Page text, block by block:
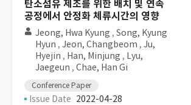
탄소섬유 제조를 위한 배치 및 연속
공정에서 안정화 체류시간의 영향
Jeong, Hwa Kyung , Song, Kyung
Hyun , Jeon, Changbeom , Ju,
Hyejin , Han, Minjung , Lyu,
Jaegeun , Chae, Han Gi
Conference Paper
Issue Date 2022-04-28